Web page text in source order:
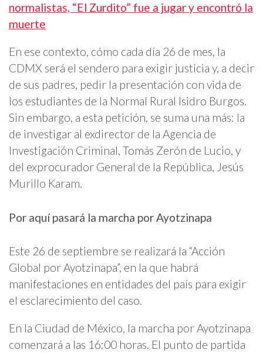
normalistas, “El Zurdito” fue a jugar y encontró la
muerte
En ese contexto, cómo cada día 26 de mes, la
CDMX será el sendero para exigir justicia y, a decir
de sus padres, pedir la presentación con vida de
los estudiantes de la Normal Rural Isidro Burgos.
Sin embargo, a esta petición, se suma una más: la
de investigar al exdirector de la Agencia de
Investigación Criminal, Tomás Zerón de Lucio, y
del exprocurador General de la República, Jesús
Murillo Karam.
Por aquí pasará la marcha por Ayotzinapa
Este 26 de septiembre se realizará la “Acción
Global por Ayotzinapa”, en la que habrá
manifestaciones en entidades del país para exigir
el esclarecimiento del caso.
En la Ciudad de México, la marcha por Ayotzinapa
comenzará a las 16:00 horas. El punto de partida